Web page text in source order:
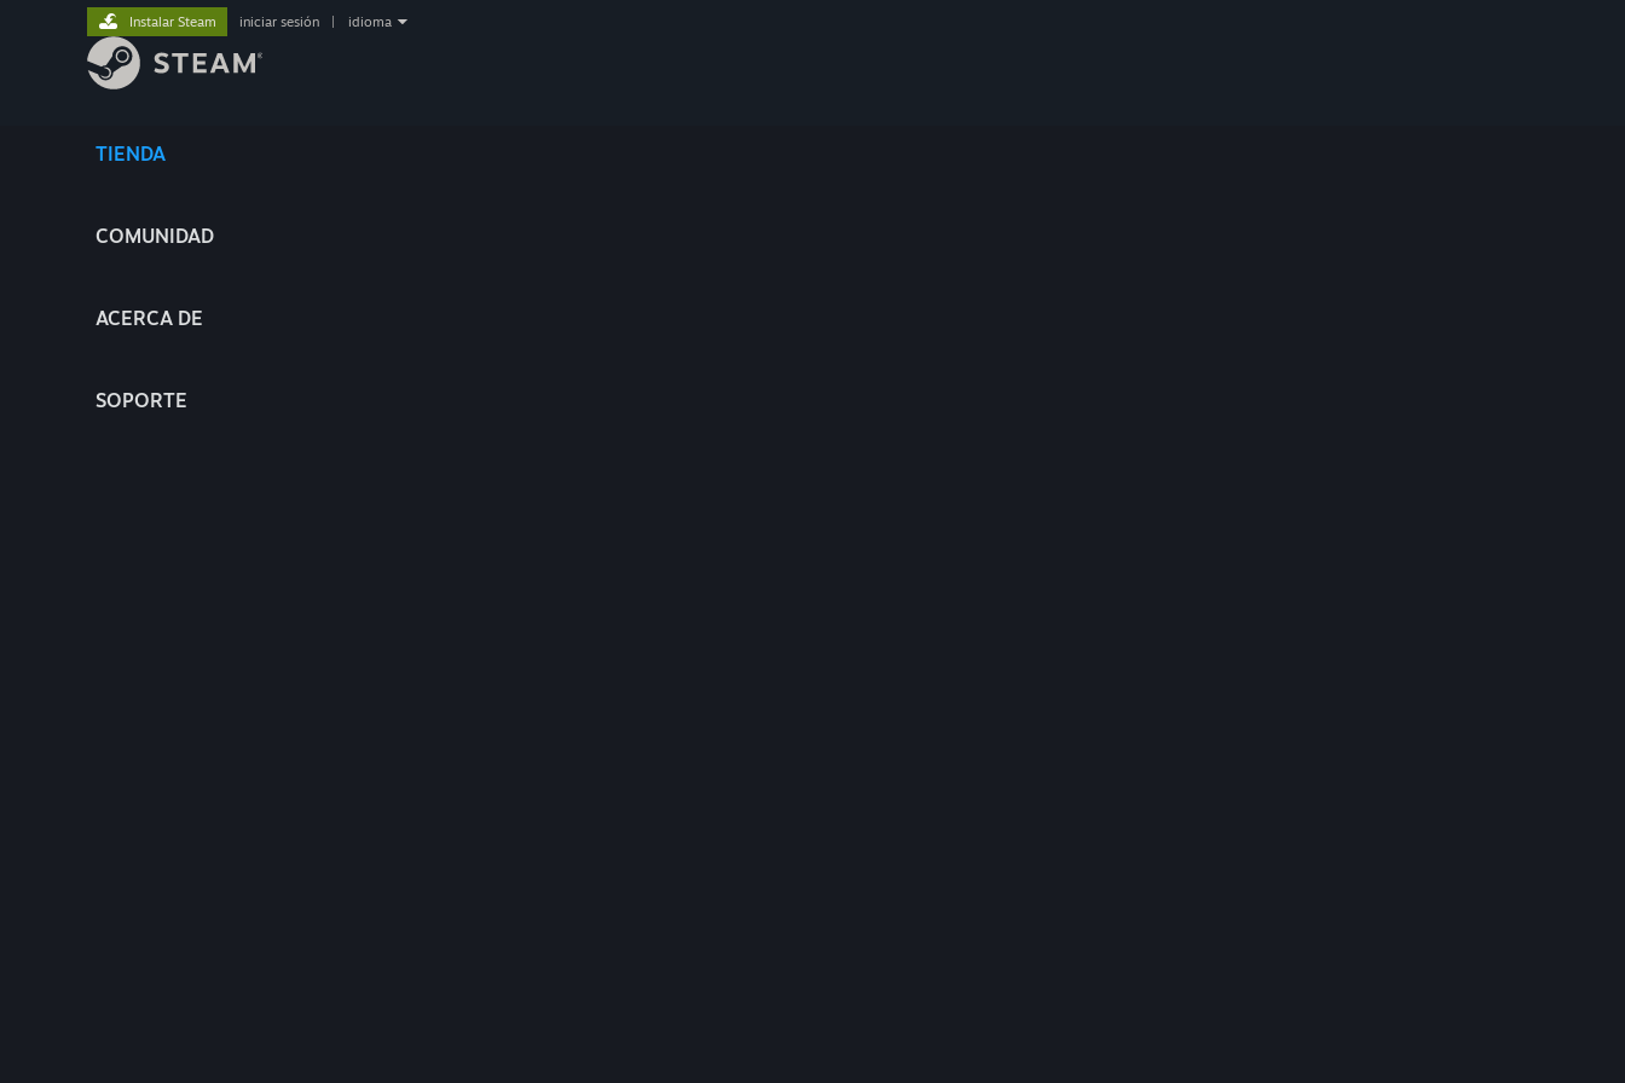
TIENDA
COMUNIDAD
ACERCA DE
SOPORTE
Instalar Steam iniciar sesión idioma